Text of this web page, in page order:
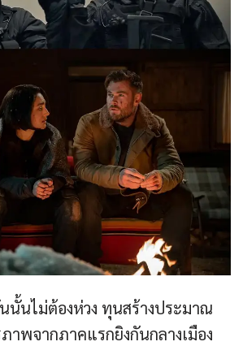
นนั้นไม่ต้องห่วง ทุนสร้างประมาณ
าพจากภาคแรกยิงกันกลางเมือง